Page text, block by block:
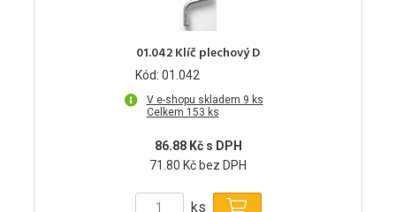
01.042 Klíč plechový D
Kód: 01.042
V e-shopu skladem 9 ks
Celkem 153 ks
86.88 Kč s DPH
71.80 Kč bez DPH
ks